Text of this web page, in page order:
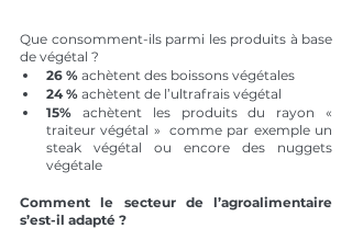
Que consomment-ils parmi les produits à base
de végétal ?
26 % achètent des boissons végétales
24 % achètent de l’ultrafrais végétal
15% achètent les produits du rayon «
traiteur végétal »  comme par exemple un
steak végétal ou encore des nuggets
végétale
Comment le secteur de l’agroalimentaire
s’est-il adapté ?